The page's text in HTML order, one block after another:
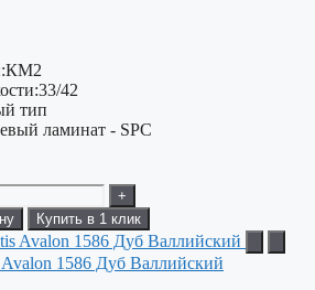
КМ2
33/42
тип
ламинат - SPC
+
Купить в 1 клик
1586 Дуб Валлийский